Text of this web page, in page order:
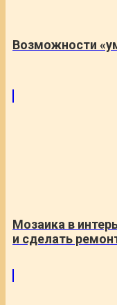
Возможности
Мозаика в
и сделать